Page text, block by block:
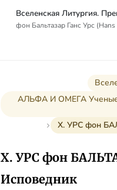
фон Бальтазар Ганс Урс
АЛЬФА И ОМЕГА Ученые
X. УРС фон
X. УРС фон
Исповедник